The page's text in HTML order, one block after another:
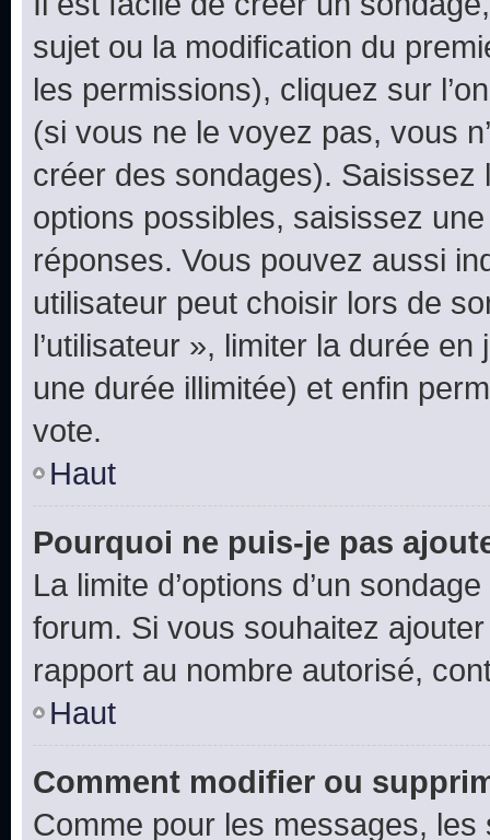
sujet ou la modification du
les permissions), cliquez sur
(si vous ne le voyez pas, vous
créer des sondages).
options possibles, saisissez
réponses. Vous pouvez aussi
utilisateur peut choisir lors de
l’utilisateur », limiter la durée
une durée illimitée) et enfin
vote.
Haut
Pourquoi ne puis-je pas
La limite d’options d’un
forum. Si vous souhaitez
rapport au nombre autorisé,
Haut
Comment modifier ou
Comme pour les messages,